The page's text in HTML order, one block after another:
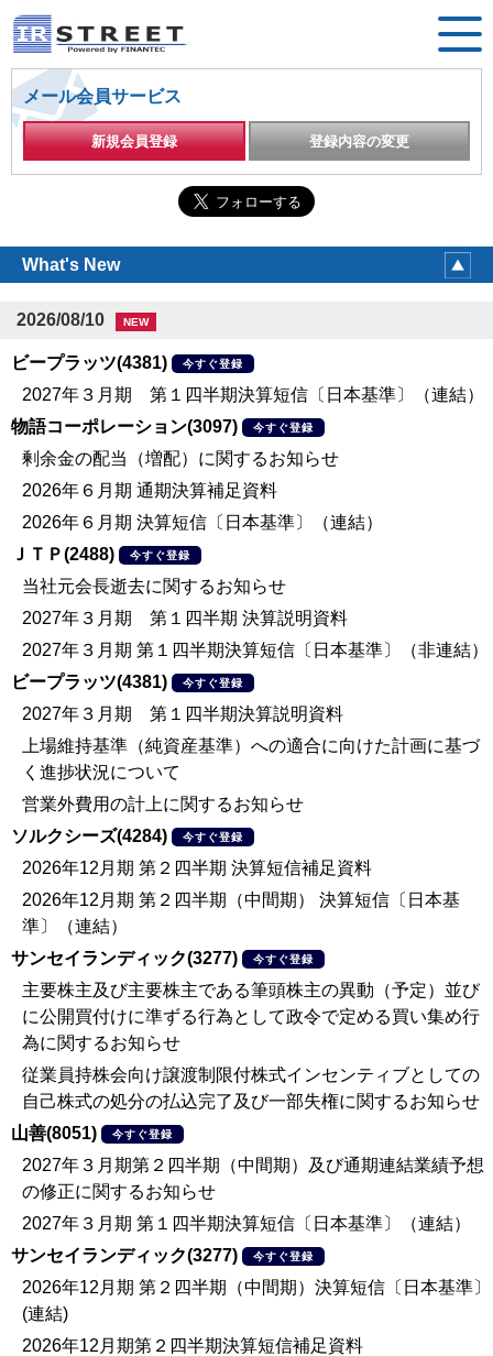
メール会員サービス
新規会員登録 登録内容の変更
What's New
2026/08/10 NEW
ビープラッツ(4381) 今すぐ登録
2027年３月期 第１四半期決算短信〔日本基準〕（連結）
物語コーポレーション(3097)
今すぐ登録
剰余金の配当（増配）に関するお知らせ
2026年６月期 通期決算補足資料
2026年６月期 決算短信〔日本基準〕（連結）
ＪＴＰ(2488)
今すぐ登録
当社元会長逝去に関するお知らせ
2027年３月期 第１四半期 決算説明資料
2027年３月期 第１四半期決算短信〔日本基準〕（非連結）
ビープラッツ(4381)
今すぐ登録
2027年３月期 第１四半期決算説明資料
上場維持基準（純資産基準）への適合に向けた計画に基づ
く進捗状況について
営業外費用の計上に関するお知らせ
ソルクシーズ(4284)
今すぐ登録
2026年12月期 第２四半期 決算短信補足資料
2026年12月期 第２四半期（中間期） 決算短信〔日本基
準〕（連結）
サンセイランディック(3277)
今すぐ登録
主要株主及び主要株主である筆頭株主の異動（予定）並び
に公開買付けに準ずる行為として政令で定める買い集め行
為に関するお知らせ
従業員持株会向け譲渡制限付株式インセンティブとしての
自己株式の処分の払込完了及び一部失権に関するお知らせ
山善(8051)
今すぐ登録
2027年３月期第２四半期（中間期）及び通期連結業績予想
の修正に関するお知らせ
2027年３月期 第１四半期決算短信〔日本基準〕（連結）
サンセイランディック(3277)
今すぐ登録
2026年12月期 第２四半期（中間期）決算短信〔日本基準〕
(連結)
2026年12月期第２四半期決算短信補足資料